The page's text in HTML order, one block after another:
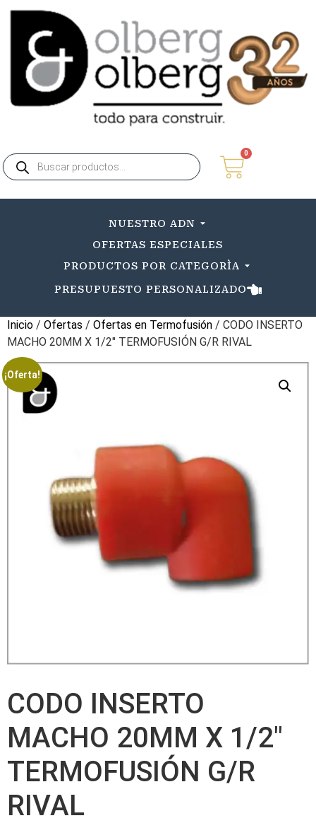
0
NUESTRO ADN
OFERTAS ESPECIALES
PRODUCTOS POR CATEGORÌA
PRESUPUESTO PERSONALIZADO
Inicio / Ofertas / Ofertas en Termofusión / CODO INSERTO
MACHO 20MM X 1/2″ TERMOFUSIÓN G/R RIVAL
¡Oferta!
CODO INSERTO
MACHO 20MM X 1/2″
TERMOFUSIÓN G/R
RIVAL